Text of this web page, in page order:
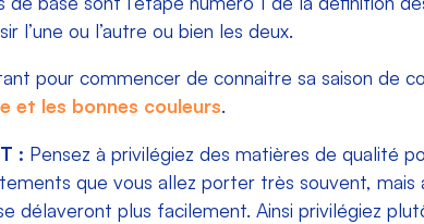
l’une ou l’autre ou bien les deux.
pour commencer de connaitre sa saison de
et les bonnes couleurs.
: Pensez à privilégiez des matières de qualité
que vous allez porter très souvent, mais
délaveront plus facilement. Ainsi privilégiez